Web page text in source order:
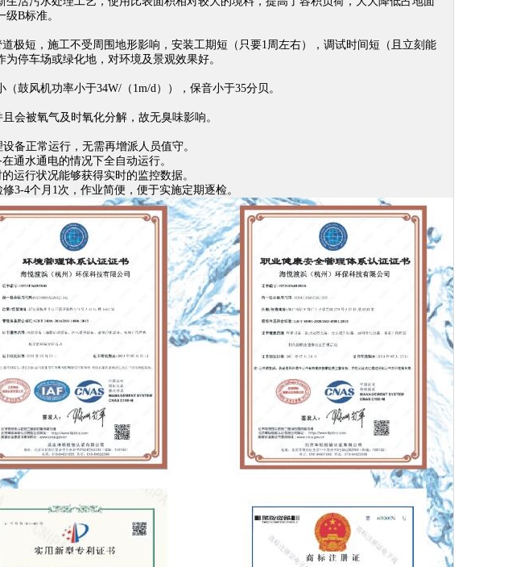
B标准。
极短，施工不受周围地形影响，安装工期短（只要1周左右），调试时间短（且立刻能
停车场或绿化地，对环境及景观效果好。
鼓风机功率小于34W/（1m/d）），保音小于35分贝。
会被氧气及时氧化分解，故无臭味影响。
备正常运行，无需再增派人员值守。
通水通电的情况下全自动运行。
运行状况能够获得实时的监控数据。
3-4个月1次，作业简便，便于实施定期逐检。